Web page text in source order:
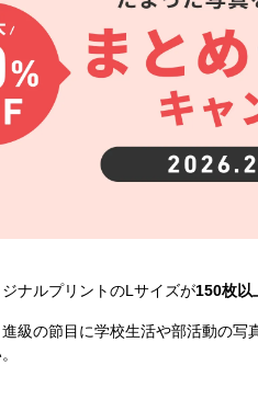
ナルプリントのLサイズが150枚以
級の節目に学校生活や部活動の写